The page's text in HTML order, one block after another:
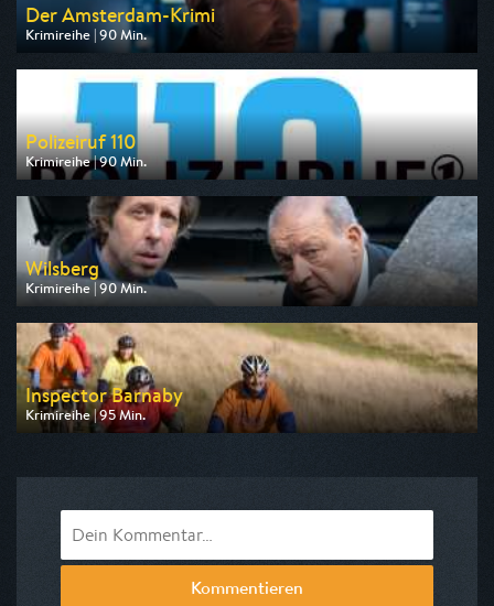
Der Amsterdam-Krimi
Krimireihe | 90 Min.
Ausgestrahlt von ARD
am 13.08.2026, 20:15
Polizeiruf 110
Krimireihe | 90 Min.
Ausgestrahlt von MDR
am 10.08.2026, 20:15
Wilsberg
Krimireihe | 90 Min.
Ausgestrahlt von ZDF neo
am 12.08.2026, 20:15
Inspector Barnaby
Krimireihe | 95 Min.
Ausgestrahlt von ZDF neo
Kommentieren